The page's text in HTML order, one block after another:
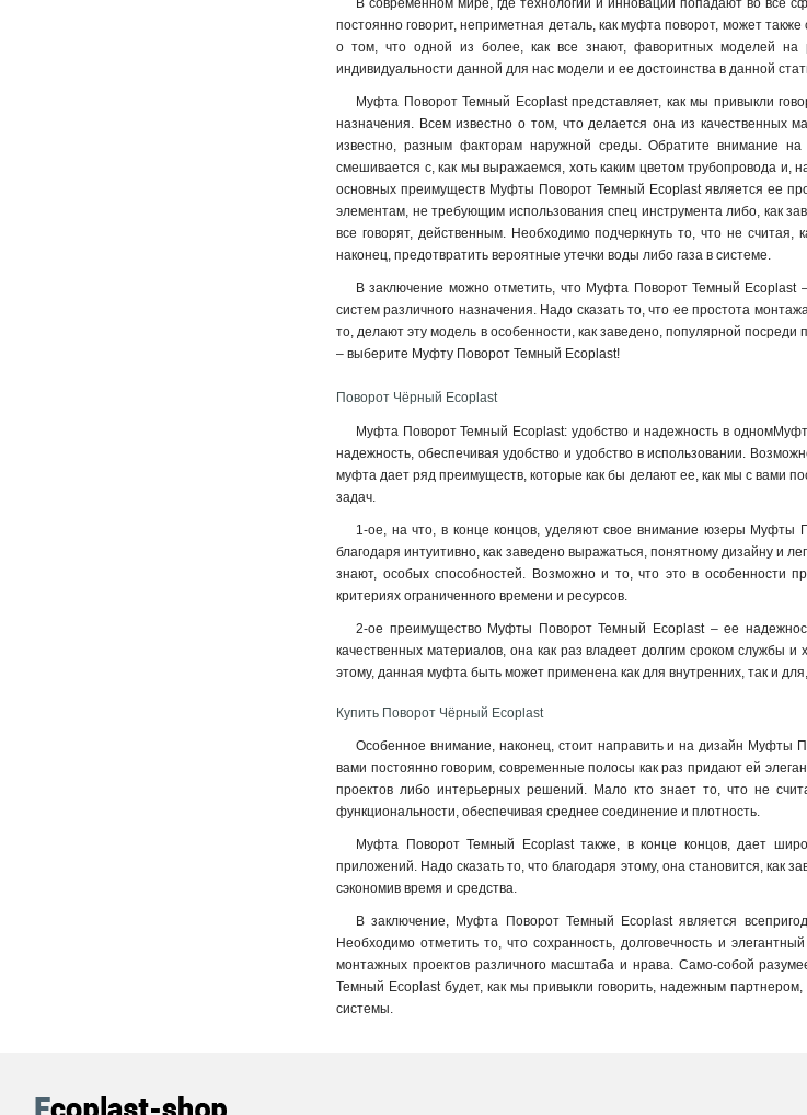
В современном мире, где технологии и инновации попадают во все
постоянно говорит, неприметная деталь, как муфта поворот, может
о том, что одной из более, как все знают, фаворитных моделей на
индивидуальности данной для нас модели и ее достоинства в данной
Муфта Поворот Темный Ecoplast представляет, как мы привыкли
назначения. Всем известно о том, что делается она из качественных
известно, разным факторам наружной среды. Обратите внимание
смешивается с, как мы выражаемся, хоть каким цветом трубопровода и,
основных преимуществ Муфты Поворот Темный Ecoplast является ее
элементам, не требующим использования спец инструмента либо, как
все говорят, действенным. Необходимо подчеркнуть то, что не
наконец, предотвратить вероятные утечки воды либо газа в системе.
В заключение можно отметить, что Муфта Поворот Темный Ecoplast
систем различного назначения. Надо сказать то, что ее простота
то, делают эту модель в особенности, как заведено, популярной
– выберите Муфту Поворот Темный Ecoplast!
Поворот Чёрный Ecoplast
Муфта Поворот Темный Ecoplast: удобство и надежность в
надежность, обеспечивая удобство и удобство в использовании.
муфта дает ряд преимуществ, которые как бы делают ее, как мы с вами
задач.
1-ое, на что, в конце концов, уделяют свое внимание юзеры Муфты
благодаря интуитивно, как заведено выражаться, понятному дизайну и
знают, особых способностей. Возможно и то, что это в особенности
критериях ограниченного времени и ресурсов.
2-ое преимущество Муфты Поворот Темный Ecoplast – ее
качественных материалов, она как раз владеет долгим сроком службы
этому, данная муфта быть может применена как для внутренних, так и
Купить Поворот Чёрный Ecoplast
Особенное внимание, наконец, стоит направить и на дизайн Муфты
вами постоянно говорим, современные полосы как раз придают ей
проектов либо интерьерных решений. Мало кто знает то, что не
функциональности, обеспечивая среднее соединение и плотность.
Муфта Поворот Темный Ecoplast также, в конце концов, дает
приложений. Надо сказать то, что благодаря этому, она становится, как
сэкономив время и средства.
В заключение, Муфта Поворот Темный Ecoplast является
Необходимо отметить то, что сохранность, долговечность и
монтажных проектов различного масштаба и нрава. Само-собой
Темный Ecoplast будет, как мы привыкли говорить, надежным
системы.